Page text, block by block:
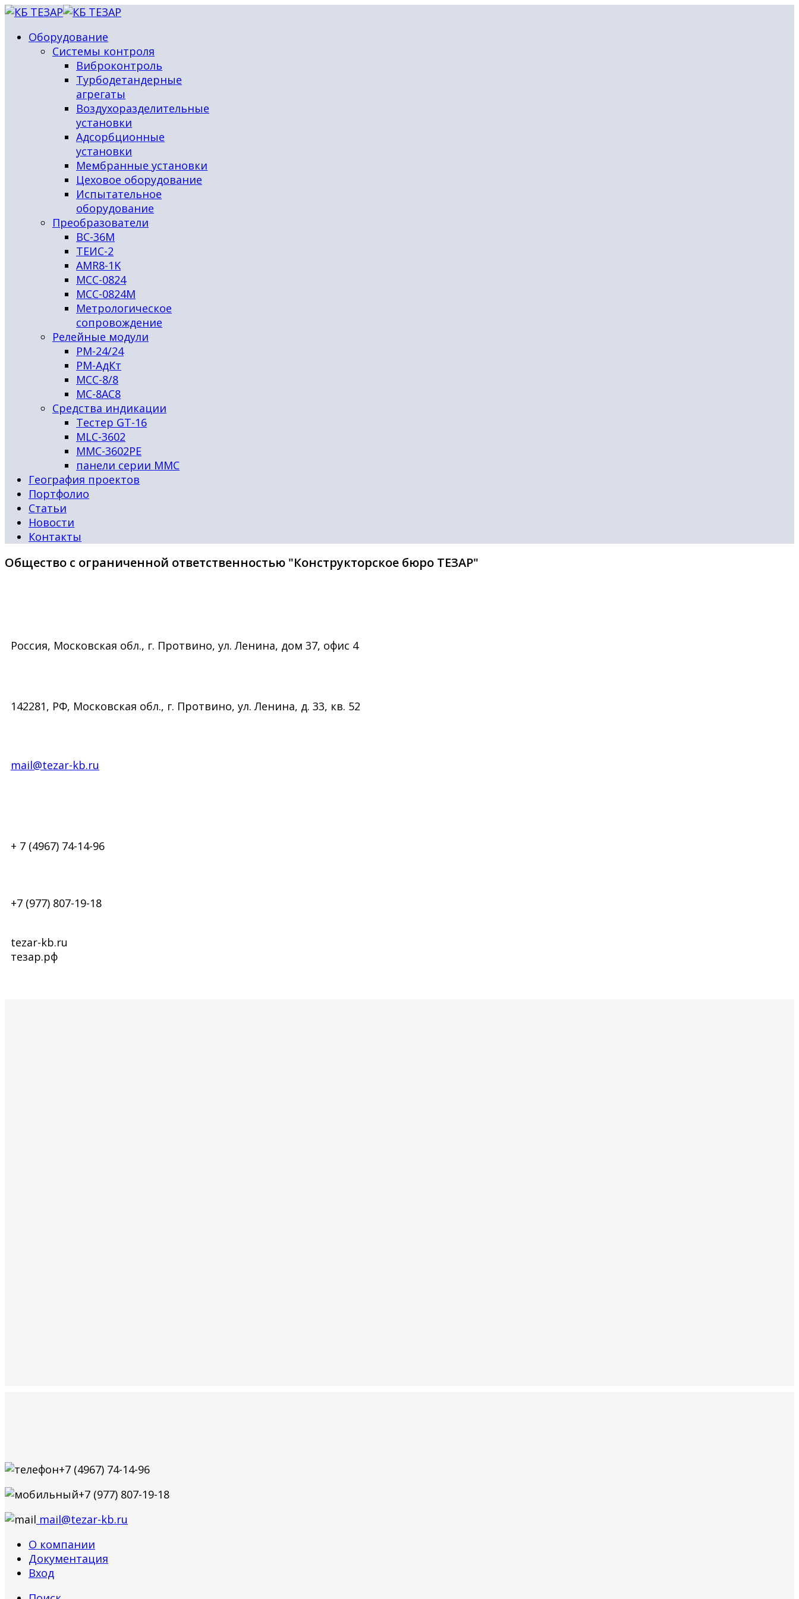
Оборудование
Системы контроля
Виброконтроль
Турбодетандерные
агрегаты
Воздухоразделительные
установки
Адсорбционные
установки
Мембранные установки
Цеховое оборудование
Испытательное
оборудование
Преобразователи
ВС-36М
ТЕИС-2
AMR8-1K
МСС-0824
МСС-0824М
Метрологическое
сопровождение
Релейные модули
РМ-24/24
РМ-АдКт
МСС-8/8
МС-8АС8
Средства индикации
Тестер GT-16
MLC-3602
MMC-3602PЕ
панели серии ММС
География проектов
Портфолио
Статьи
Новости
Контакты
Общество с ограниченной ответственностью "Конструкторское бюро ТЕЗАР"
Россия, Московская обл., г. Протвино, ул. Ленина, дом 37, офис 4
142281, РФ, Московская обл., г. Протвино, ул. Ленина, д. 33, кв. 52
mail@tezar-kb.ru
+ 7 (4967) 74-14-96
+7 (977) 807-19-18
tezar-kb.ru
тезар.рф
+7 (4967) 74-14-96
+7 (977) 807-19-18
mail@tezar-kb.ru
О компании
Документация
Вход